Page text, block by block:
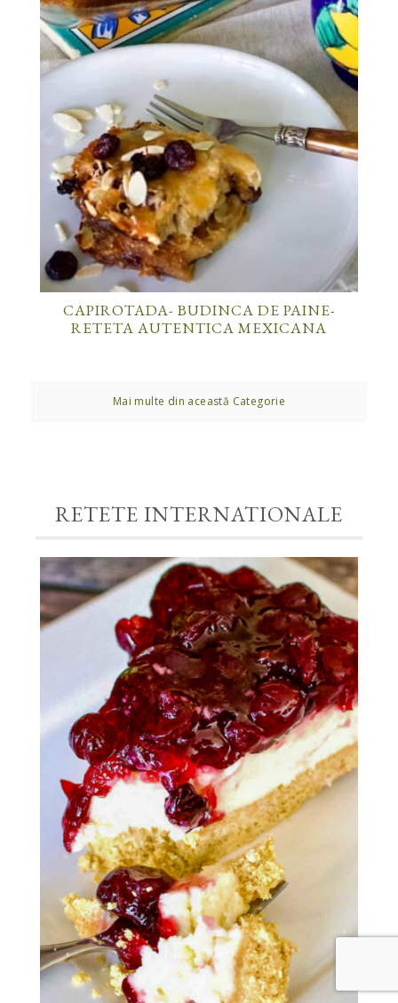
CAPIROTADA- BUDINCA DE PAINE-
RETETA AUTENTICA MEXICANA
Mai multe din această Categorie
RETETE INTERNATIONALE